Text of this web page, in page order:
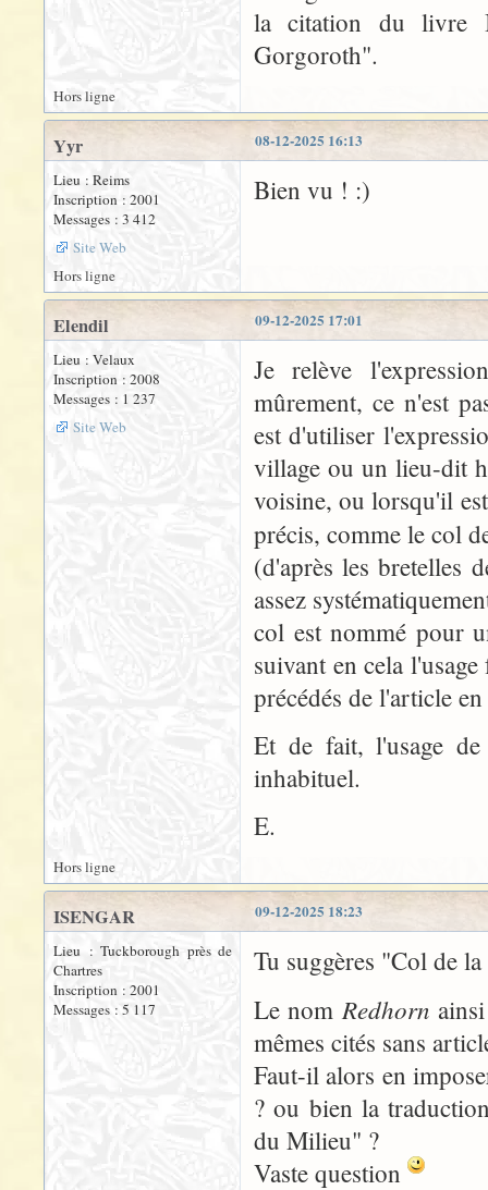
la citation du livre
Gorgoroth".
Hors ligne
08-12-2025 16:13
Yyr
Lieu : Reims
Inscription : 2001
Messages : 3 412
Site Web
Bien vu ! :)
Hors ligne
09-12-2025 17:01
Elendil
Lieu : Velaux
Inscription : 2008
Messages : 1 237
Site Web
Je relève
mûrement, ce n'est
est d'utiliser
village ou un lieu-dit
voisine, ou lorsqu'il
précis, comme le col
(d'après les bretelles
assez
col est nommé pour
suivant en cela
précédés de l'article
Et de fait, l'usage
inhabituel.
E.
Hors ligne
09-12-2025 18:23
ISENGAR
Lieu : Tuckborough près de
Chartres
Inscription : 2001
Messages : 5 117
Tu suggères "Col de
Le nomRedhorn
mêmes cités sans
Faut-il alors en
? ou bien la
du Milieu" ?
Vaste question